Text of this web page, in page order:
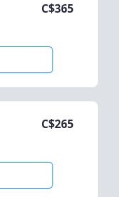
C$365
C$265